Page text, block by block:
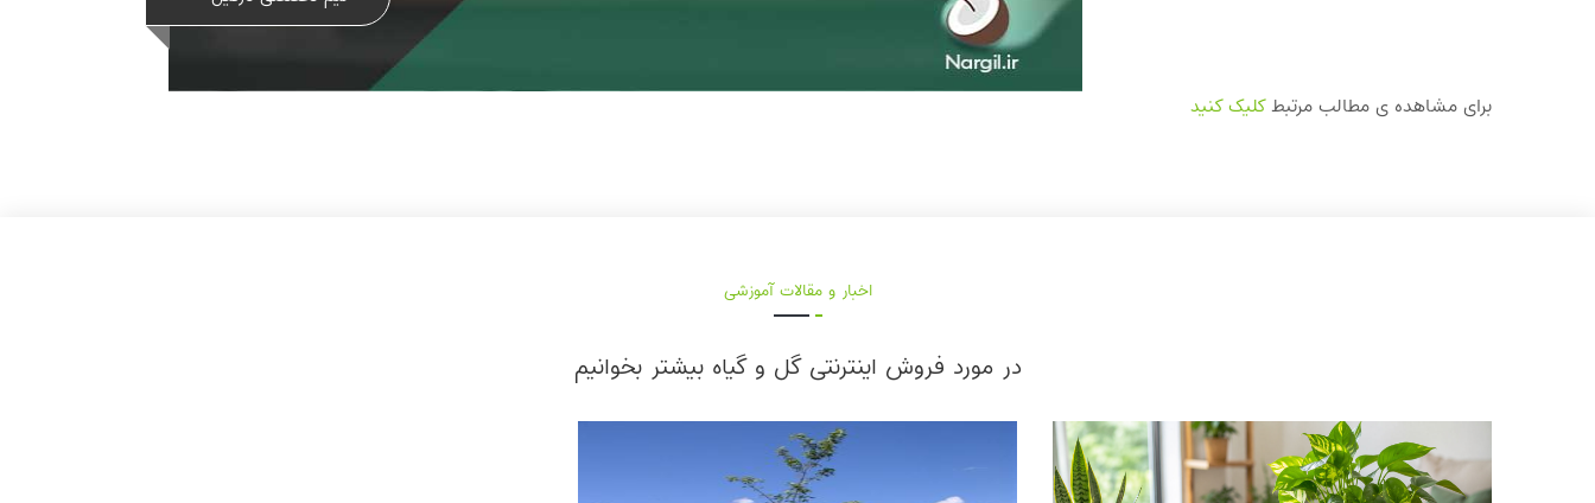
برای مشاهده ی مطالب مرتبطکلیک کنید
اخبار و مقالات آموزشی
در مورد فروش اینترنتی گل و گیاه بیشتر بخوانیم